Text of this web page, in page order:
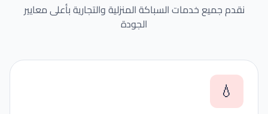
نقدم جميع خدمات السباكة المنزلية والتجارية بأعلى معايير
الجودة
💧